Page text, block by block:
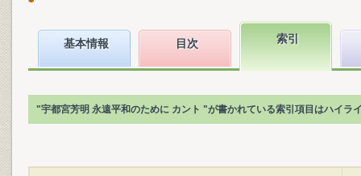
基本情報 目次 索引
"宇都宮芳明 永遠平和のために カント "が書かれている索引項目はハイラ